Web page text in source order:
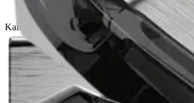
Seuraava
Karusellin pikakuvakkeet